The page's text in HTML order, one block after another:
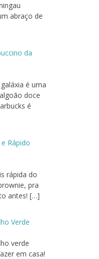
abraço de
da
é uma
doce
é
Rápido
rápida do
pra
antes! […]
Verde
verde
em casa!